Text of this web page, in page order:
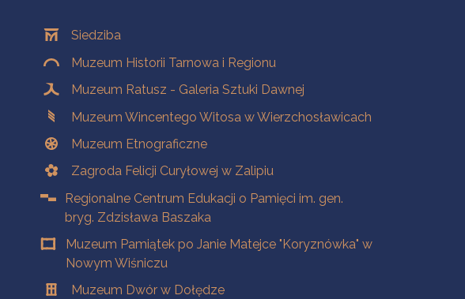
OddziałySiedziba
Muzeum Historii Tarnowa i Regionu
Muzeum Ratusz - Galeria Sztuki Dawnej
Muzeum Wincentego Witosa w Wierzchosławicach
Muzeum Etnograficzne
Zagroda Felicji Curyłowej w Zalipiu
Regionalne Centrum Edukacji o Pamięci im. gen.
bryg. Zdzisława Baszaka
Muzeum Pamiątek po Janie Matejce "Koryznówka" w
Nowym Wiśniczu
Muzeum Dwór w Dołędze